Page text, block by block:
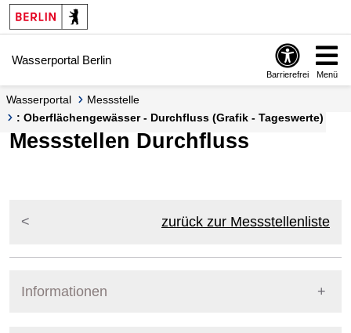
Springe zur Navigation
Springe zum Inhalt
Wasserportal Berlin
Barrierefrei Menü
Wasserportal
Messstelle
: Oberflächengewässer - Durchfluss (Grafik - Tageswerte)
Messstellen Durchfluss
zurück zur Messstellenliste
Informationen